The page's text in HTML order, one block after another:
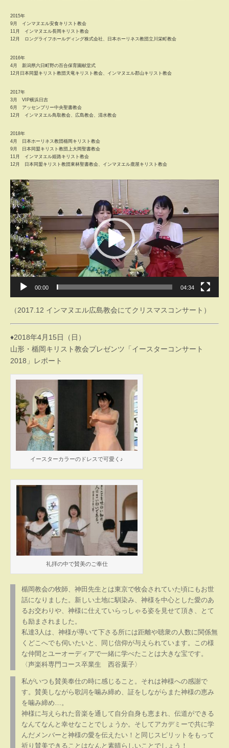
2015年
9月 インマヌエル安食キリスト教会
11月 インマヌエル長岡キリスト教会
12月 ロングライフホールディング株式会社、日本ホーリネス教団立川栄町教会
2016年
4月 新潟県六日町野の百合保育園献堂式
12月日本同盟キリスト教団天竜キリスト教会、インマヌエル郡山キリスト教会
2017年
3月 VIP横浜日吉
6月 アッセンブリー中央聖書教会
12月 インマヌエル鳥取教会、広島教会、清水教会
2018年
4月 日本ホーリネス教団楯岡キリスト教会
9月 日本同盟キリスト教団上大岡聖書教会
11月 インマヌエル姫路キリスト教会
12月 日本同盟キリスト教団東林聖書教会、インマヌエル鹿屋キリスト教会
動
画
プ
レ
ー
ヤ
ー
00:00 04:34
（2017.12 インマヌエル広島教会にてクリスマスコンサート）
♦2018年4月15日（日）
山形・楯岡キリスト教会プレゼンツ「イースターコンサート
2018」レポート
イースターカラーのドレスで可愛く♪
礼拝の中で賛美のご奉仕
楯岡教会の牧師、神田先生とは東京で牧会されていた頃にもお世
話になりました。新しい土地に馴染み、神様を中心とした愛のあ
るお交わりや、神様に仕えていらっしゃる姿を見せて頂き、とて
も励まされました。
私達3人は、神様が導いて下さる所には距離や聴衆の人数に関係無
くどこへでも伺いたいと、同じ信仰が与えられています。この様
な仲間とユーオーディアで一緒に学べたことは大きな宝です。
〈声楽科専門コース卒業生 西谷葉子〉
私がいつも賛美奉仕の時に感じること。それは神様への感謝で
す。賛美しながら歌詞を噛み締め、証をしながらまた神様の恵み
を噛み締め…。
神様に与えられた音楽を通して自分自身も恵まれ、伝道ができる
なんてなんと幸せなことでしょうか。そしてアカデミーで共に学
んだメンバーと神様の愛を伝えたい！と同じスピリットをもって
祈り賛美できることはなんと素晴らしいことでしょう！